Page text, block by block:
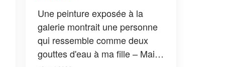
Une peinture exposée à la
galerie montrait une personne
qui ressemble comme deux
gouttes d'eau à ma fille – Mais